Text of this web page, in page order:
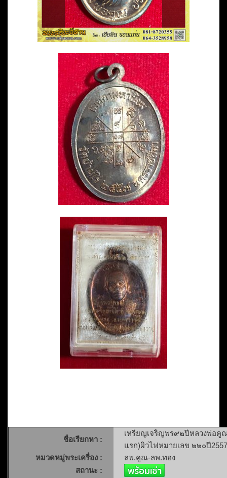
ชื่อเรียกหา :
เหรียญเจริญพร๙๒ปีหลวงพ่อคู
แรก)ผิวไฟหมายเลข ๒๒๐ปี
หมวดหมู่พระเครื่อง :
ลพ.คูณ-ลพ.ทอง
สถานะ :